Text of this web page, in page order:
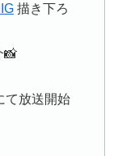
描き下ろ
📸
て放送開始